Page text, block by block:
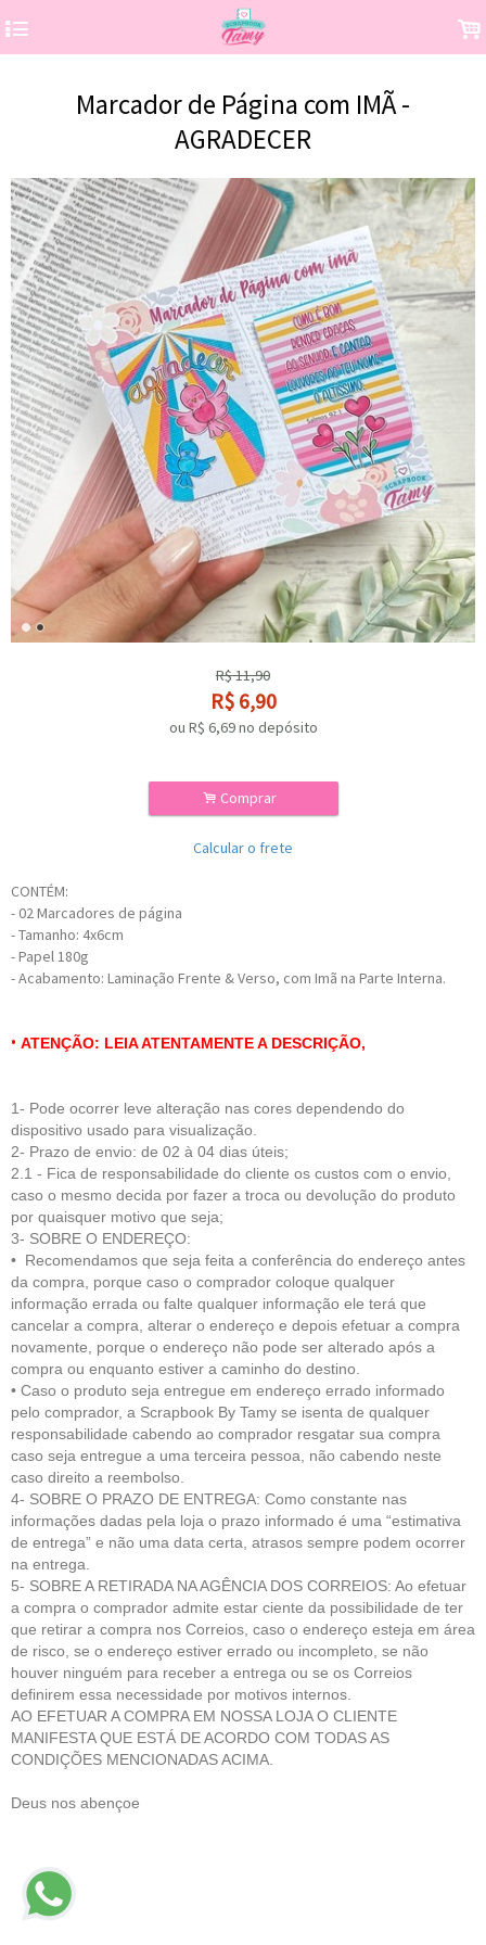
4 .
Marcador de Página com IMÃ -
AGRADECER
R$11,90
R$ 6,90
ou R$ 6,69no depósito
. Comprar
Calcular o frete
CONTÉM:
- 02 Marcadores de página
- Tamanho: 4x6cm
- Papel 180g
- Acabamento: Laminação Frente & Verso, com Imã na Parte Interna.
• ATENÇÃO: LEIA ATENTAMENTE A DESCRIÇÃO,
1- Pode ocorrer leve alteração nas cores dependendo do
dispositivo usado para visualização.
2- Prazo de envio: de 02 à 04 dias úteis;
2.1 - Fica de responsabilidade do cliente os custos com o envio,
caso o mesmo decida por fazer a troca ou devolução do produto
por quaisquer motivo que seja;
3- SOBRE O ENDEREÇO:
• Recomendamos que seja feita a conferência do endereço antes
da compra, porque caso o comprador coloque qualquer
informação errada ou falte qualquer informação ele terá que
cancelar a compra, alterar o endereço e depois efetuar a compra
novamente, porque o endereço não pode ser alterado após a
compra ou enquanto estiver a caminho do destino.
• Caso o produto seja entregue em endereço errado informado
pelo comprador, a Scrapbook By Tamy se isenta de qualquer
responsabilidade cabendo ao comprador resgatar sua compra
caso seja entregue a uma terceira pessoa, não cabendo neste
caso direito a reembolso.
4- SOBRE O PRAZO DE ENTREGA: Como constante nas
informações dadas pela loja o prazo informado é uma “estimativa
de entrega” e não uma data certa, atrasos sempre podem ocorrer
na entrega.
5- SOBRE A RETIRADA NA AGÊNCIA DOS CORREIOS: Ao efetuar
a compra o comprador admite estar ciente da possibilidade de ter
que retirar a compra nos Correios, caso o endereço esteja em área
de risco, se o endereço estiver errado ou incompleto, se não
houver ninguém para receber a entrega ou se os Correios
definirem essa necessidade por motivos internos.
AO EFETUAR A COMPRA EM NOSSA LOJA O CLIENTE
MANIFESTA QUE ESTÁ DE ACORDO COM TODAS AS
CONDIÇÕES MENCIONADAS ACIMA.
Deus nos abençoe